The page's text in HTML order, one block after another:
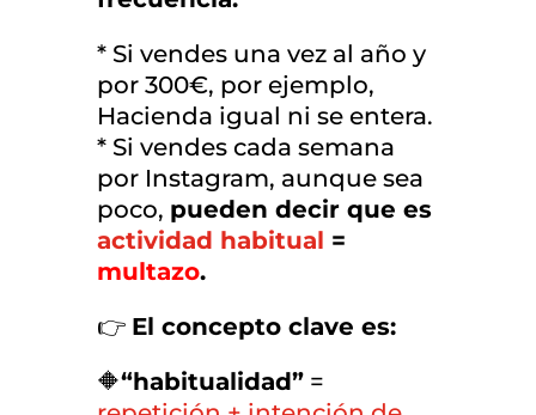
* Si vendes una vez al año y
por 300€, por ejemplo,
Hacienda igual ni se entera.
* Si vendes cada semana
por Instagram, aunque sea
poco, pueden decir que es
actividad habitual =
multazo.
👉 El concepto clave es:
🔶“habitualidad”=